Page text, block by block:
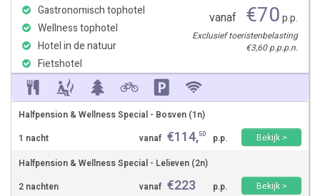
Gastronomisch tophotel
Wellness tophotel
Hotel in de natuur
Fietshotel
vanaf €70p.p.
Exclusief toeristenbelasting
€3,60 p.p.p.n.
Halfpension & Wellness Special - Bosven (1n)
1 nacht
vanaf €114,50 p.p.
Bekijk >
Halfpension & Wellness Special - Lelieven (2n)
2 nachten
vanaf €223 p.p.
Bekijk >